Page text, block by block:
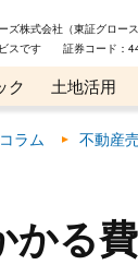
ズ株式会社（東証グロー
ビスです 証券コード：
ク 土地活用
イン講座 リ
ラム 不動産
る